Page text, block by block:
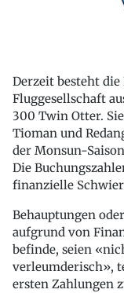
Derzeit besteht
Fluggesellschaft
300 Twin Otter.
Tioman und
der Monsun-
Die
finanzielle
Behauptungen
aufgrund von
befinde, seien
verleumderisch»,
ersten Zahlungen